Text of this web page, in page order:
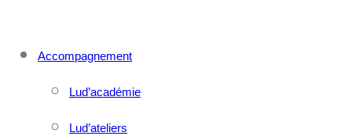
Accompagnement
Lud’académie
Lud’ateliers